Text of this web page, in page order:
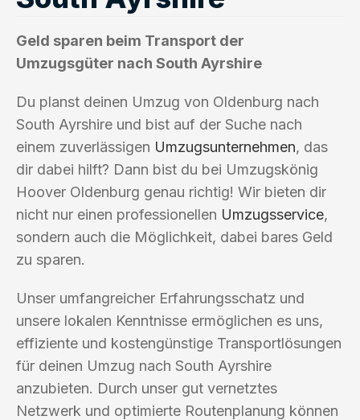
Geld sparen beim Transport der
Umzugsgüter nach South Ayrshire
Du planst deinen Umzug von Oldenburg nach
South Ayrshire und bist auf der Suche nach
einem zuverlässigen Umzugsunternehmen, das
dir dabei hilft? Dann bist du bei Umzugskönig
Hoover Oldenburg genau richtig! Wir bieten dir
nicht nur einen professionellen Umzugsservice,
sondern auch die Möglichkeit, dabei bares Geld
zu sparen.
Unser umfangreicher Erfahrungsschatz und
unsere lokalen Kenntnisse ermöglichen es uns,
effiziente und kostengünstige Transportlösungen
für deinen Umzug nach South Ayrshire
anzubieten. Durch unser gut vernetztes
Netzwerk und optimierte Routenplanung können